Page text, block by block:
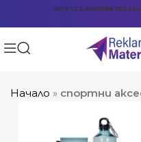
0878 722 8650888 903 601
Начало » спортни